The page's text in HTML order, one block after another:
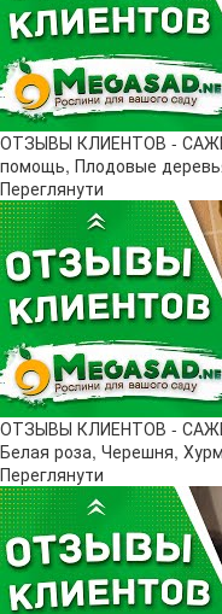
ОТЗЫВЫ КЛИЕНТОВ -
помощь, Плодовые
Переглянути
ОТЗЫВЫ КЛИЕНТОВ -
Белая роза, Черешня,
Переглянути